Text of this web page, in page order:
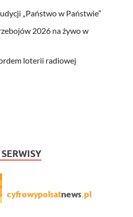
„Państwo w Państwie”
2026 na żywo w
loterii radiowej